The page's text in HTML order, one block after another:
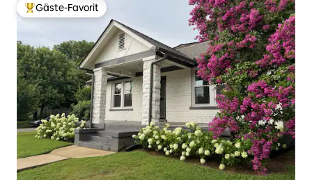
Beliebter Gäste-Favorit.
Gäste-Favorit